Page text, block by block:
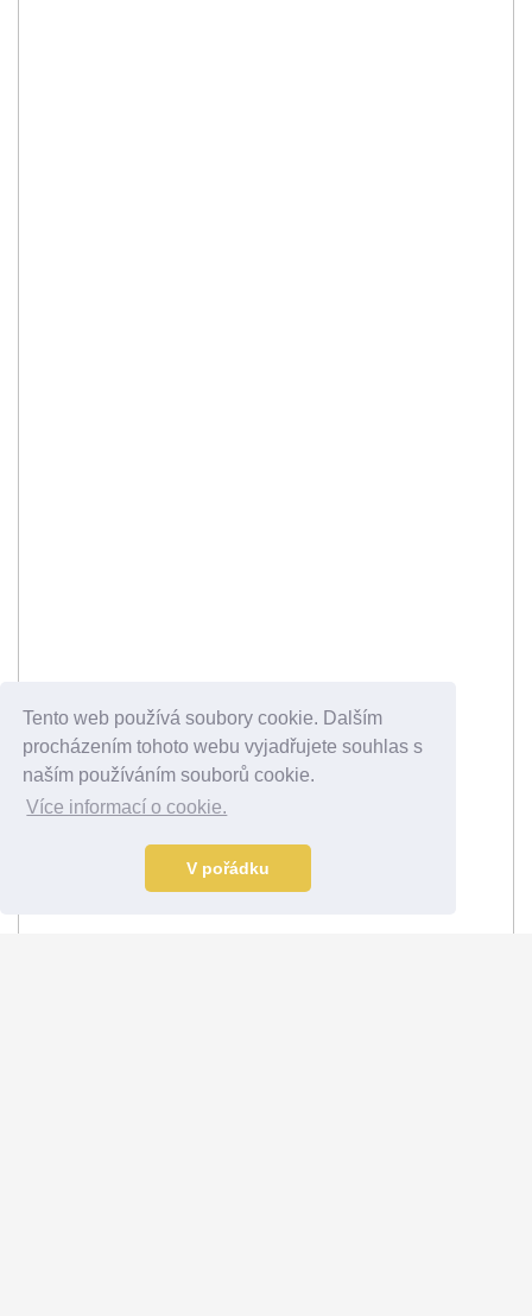
Tento web používá soubory cookie. Dalším
procházením tohoto webu vyjadřujete souhlas s
naším používáním souborů cookie.
Více informací o cookie.
V pořádku